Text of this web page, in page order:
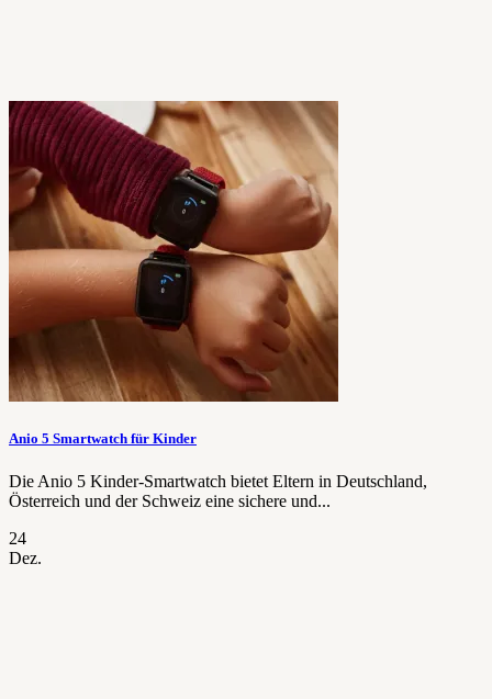
Anio 5 Smartwatch für Kinder
Die Anio 5 Kinder-Smartwatch bietet Eltern in Deutschland,
Österreich und der Schweiz eine sichere und...
24
Dez.